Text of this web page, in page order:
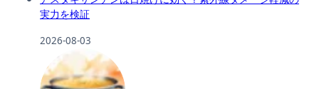
実力を検証
2026-08-03